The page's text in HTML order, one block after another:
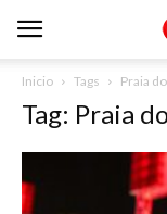
Inicio Tags Praia
Tag: Praia